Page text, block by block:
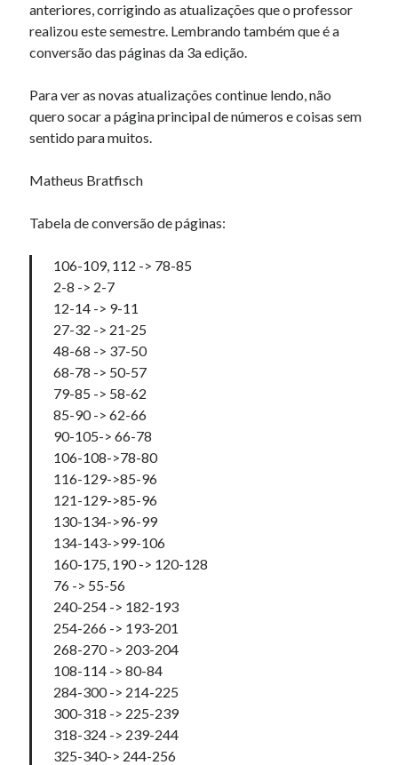
26 27 28 29 30 31
« set nov »
Artigos Recentes
Ubuntu 12.04 – Configurando Samba (3.6.3)
Compilando para Teensy 3.0 no Windows utilizando Makefile
Usando USB ASP como não root
Erro no banco de dados do WordPress:
'mb_comments' is marked as crashed and should be
repaired]
Erro no banco de dados do WordPress:
'mb_comments' is marked as crashed and should be
repaired]
anteriores, corrigindo as atualizações que o professor
realizou este semestre. Lembrando também que é a
conversão das páginas da 3a edição.
Para ver as novas atualizações continue lendo, não
quero socar a página principal de números e coisas sem
sentido para muitos.
Matheus Bratfisch
Tabela de conversão de páginas:
106-109, 112 -> 78-85
2-8 -> 2-7
12-14 -> 9-11
27-32 -> 21-25
48-68 -> 37-50
68-78 -> 50-57
79-85 -> 58-62
85-90 -> 62-66
90-105-> 66-78
106-108->78-80
116-129->85-96
121-129->85-96
130-134->96-99
134-143->99-106
160-175, 190 -> 120-128
76 -> 55-56
240-254 -> 182-193
254-266 -> 193-201
268-270 -> 203-204
108-114 -> 80-84
284-300 -> 214-225
300-318 -> 225-239
318-324 -> 239-244
325-340-> 244-256